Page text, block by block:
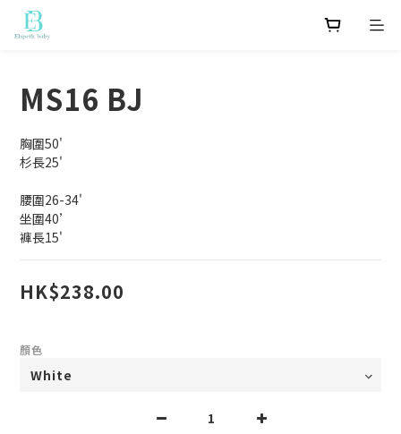
MS16 BJ
胸圍50'
杉長25'
腰圍26-34'
坐圍40’
褲長15'
HK$238.00
顏色